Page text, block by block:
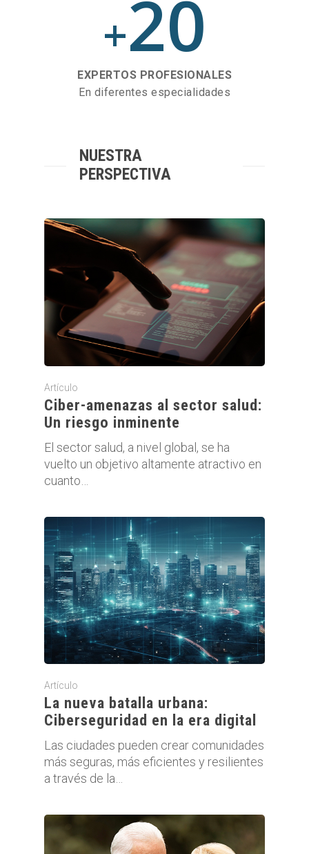
+20
EXPERTOS PROFESIONALES
En diferentes especialidades
NUESTRA
PERSPECTIVA
Artículo
Ciber-amenazas al sector salud:
Un riesgo inminente
El sector salud, a nivel global, se ha
vuelto un objetivo altamente atractivo en
cuanto…
Artículo
La nueva batalla urbana:
Ciberseguridad en la era digital
Las ciudades pueden crear comunidades
más seguras, más eficientes y resilientes
a través de la…